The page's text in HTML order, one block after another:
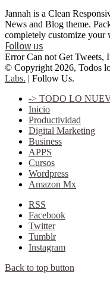
Jannah is a Clean
News and Blog theme.
completely customize your
Follow us
Error Can not Get Tweets,
© Copyright 2026, Todos
Labs. | Follow Us.
-> TODO LO
Inicio
Productividad
Digital Marketing
Business
APPS
Cursos
Wordpress
Amazon Mx
RSS
Facebook
Twitter
Tumblr
Instagram
Back to top button